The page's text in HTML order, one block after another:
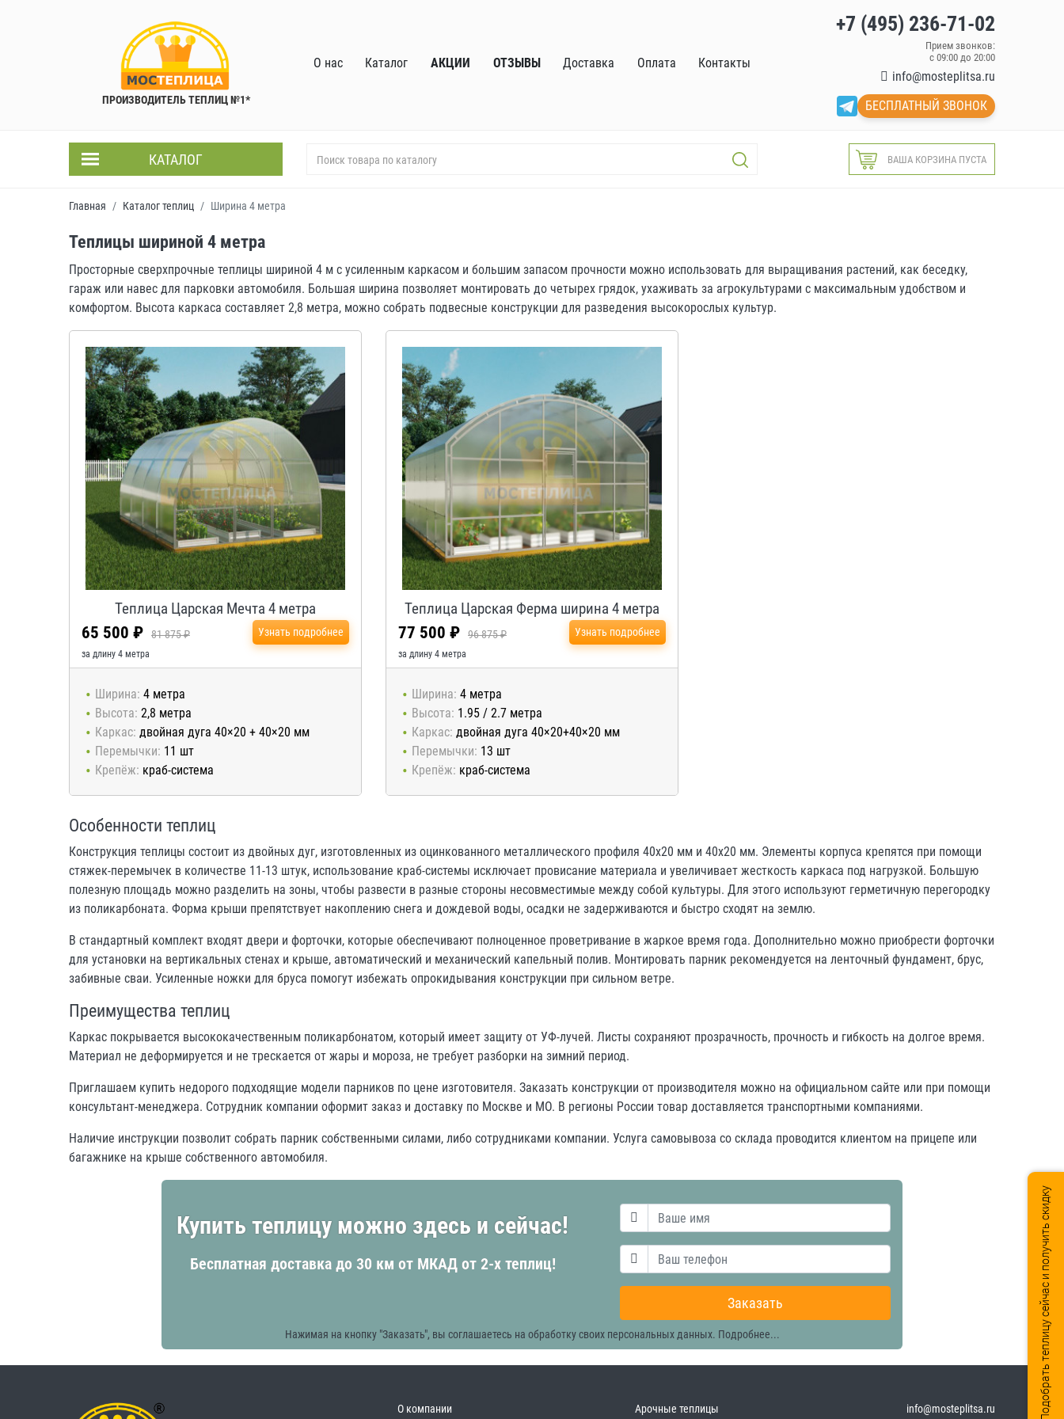
ПРОИЗВОДИТЕЛЬ ТЕПЛИЦ №1*
О нас Каталог АКЦИИ ОТЗЫВЫ Доставка Оплата Контакты
+7 (495) 236-71-02
Прием звонков:
с 09:00 до 20:00
info@mosteplitsa.ru
БЕСПЛАТНЫЙ ЗВОНОК
КАТАЛОГ ВАША КОРЗИНА ПУСТА
Главная Каталог теплиц Ширина 4 метра
Теплицы шириной 4 метра
Просторные сверхпрочные теплицы шириной 4 м с усиленным каркасом и большим запасом прочности можно использовать для выращивания растений, как беседку,
гараж или навес для парковки автомобиля. Большая ширина позволяет монтировать до четырех грядок, ухаживать за агрокультурами с максимальным удобством и
комфортом. Высота каркаса составляет 2,8 метра, можно собрать подвесные конструкции для разведения высокорослых культур.
Теплица Царская Мечта 4 метра
65 500 ₽ 81 875 ₽
за длину 4 метра
Узнать подробнее
Ширина: 4 метра
Высота: 2,8 метра
Каркас: двойная дуга 40×20 + 40×20 мм
Перемычки: 11 шт
Крепёж: краб-система
Теплица Царская Ферма ширина 4 метра
77 500 ₽ 96 875 ₽
за длину 4 метра
Узнать подробнее
Ширина: 4 метра
Высота: 1.95 / 2.7 метра
Каркас: двойная дуга 40×20+40×20 мм
Перемычки: 13 шт
Крепёж: краб-система
Особенности теплиц
Конструкция теплицы состоит из двойных дуг, изготовленных из оцинкованного металлического профиля 40х20 мм и 40х20 мм. Элементы корпуса крепятся при помощи
стяжек-перемычек в количестве 11-13 штук, использование краб-системы исключает провисание материала и увеличивает жесткость каркаса под нагрузкой. Большую
полезную площадь можно разделить на зоны, чтобы развести в разные стороны несовместимые между собой культуры. Для этого используют герметичную перегородку
из поликарбоната. Форма крыши препятствует накоплению снега и дождевой воды, осадки не задерживаются и быстро сходят на землю.
В стандартный комплект входят двери и форточки, которые обеспечивают полноценное проветривание в жаркое время года. Дополнительно можно приобрести форточки
для установки на вертикальных стенах и крыше, автоматический и механический капельный полив. Монтировать парник рекомендуется на ленточный фундамент, брус,
забивные сваи. Усиленные ножки для бруса помогут избежать опрокидывания конструкции при сильном ветре.
Преимущества теплиц
Каркас покрывается высококачественным поликарбонатом, который имеет защиту от УФ-лучей. Листы сохраняют прозрачность, прочность и гибкость на долгое время.
Материал не деформируется и не трескается от жары и мороза, не требует разборки на зимний период.
Приглашаем купить недорого подходящие модели парников по цене изготовителя. Заказать конструкции от производителя можно на официальном сайте или при помощи
консультант-менеджера. Сотрудник компании оформит заказ и доставку по Москве и МО. В регионы России товар доставляется транспортными компаниями.
Наличие инструкции позволит собрать парник собственными силами, либо сотрудниками компании. Услуга самовывоза со склада проводится клиентом на прицепе или
багажнике на крыше собственного автомобиля.
Купить теплицу можно здесь и сейчас!
Бесплатная доставка до 30 км от МКАД от 2-х теплиц!
Заказать
Нажимая на кнопку "Заказать", вы соглашаетесь на обработку своих персональных данных. Подробнее...
О компании Арочные теплицы info@mosteplitsa.ru Подобрать теплицу сейчас и получить скидку